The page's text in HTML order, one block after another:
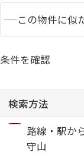
ルームツアー
ShaMaison STYLE
この物件に似
条件を確認
検索方法
路線・駅か
守山